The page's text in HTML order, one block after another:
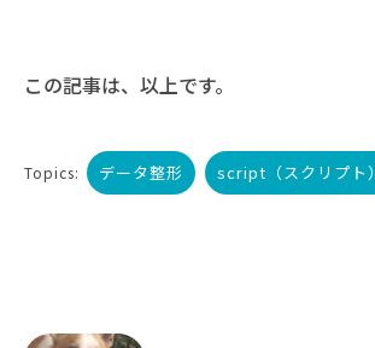
この記事は、以上です。
Topics: データ整形 script（スクリプト）